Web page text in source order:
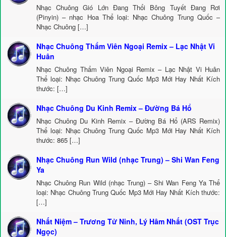
Nhạc Chuông Gió Lớn Đang Thổi Bông Tuyết Đang Rơi
(Pinyin) – nhạc Hoa Thể loại: Nhạc Chuông Trung Quốc –
Nhạc Chuông […]
Nhạc Chuông Thẩm Viên Ngoại Remix – Lạc Nhật Vi
Huân
Nhạc Chuông Thẩm Viên Ngoại Remix – Lạc Nhật Vi Huân
Thể loại: Nhạc Chuông Trung Quốc Mp3 Mới Hay Nhất Kích
thước: […]
Nhạc Chuông Du Kinh Remix – Đường Bá Hổ
Nhạc Chuông Du Kinh Remix – Đường Bá Hổ (ARS Remix)
Thể loại: Nhạc Chuông Trung Quốc Mp3 Mới Hay Nhất Kích
thước: 865 […]
Nhạc Chuông Run Wild (nhạc Trung) – Shi Wan Feng
Ya
Nhạc Chuông Run Wild (nhạc Trung) – Shi Wan Feng Ya Thể
loại: Nhạc Chuông Trung Quốc Mp3 Mới Hay Nhất Kích thước:
[…]
Nhất Niệm – Trương Tử Ninh, Lý Hâm Nhất (OST Trục
Ngọc)